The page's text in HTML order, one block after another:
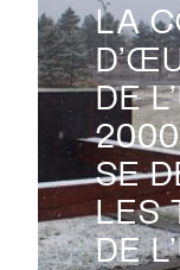

LA
DE
SE
LES
DE